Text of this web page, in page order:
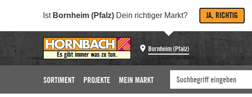
Ist Bornheim (Pfalz) Dein richtiger Markt? JA, RICHTIG
Bornheim (Pfalz)
SORTIMENT PROJEKTE MEIN MARKT